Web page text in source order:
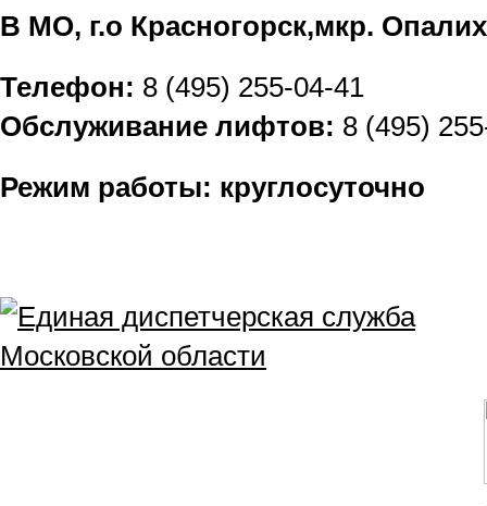
В МО, г.о Красногорск,мкр.
Телефон: 8 (495) 255-04-41
Обслуживание лифтов: 8 (495)
Режим работы: круглосуточно